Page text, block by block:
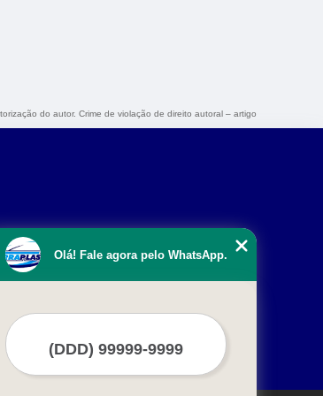
do autor. Crime de violação de direito autoral – artigo
Olá! Fale agora pelo WhatsApp.